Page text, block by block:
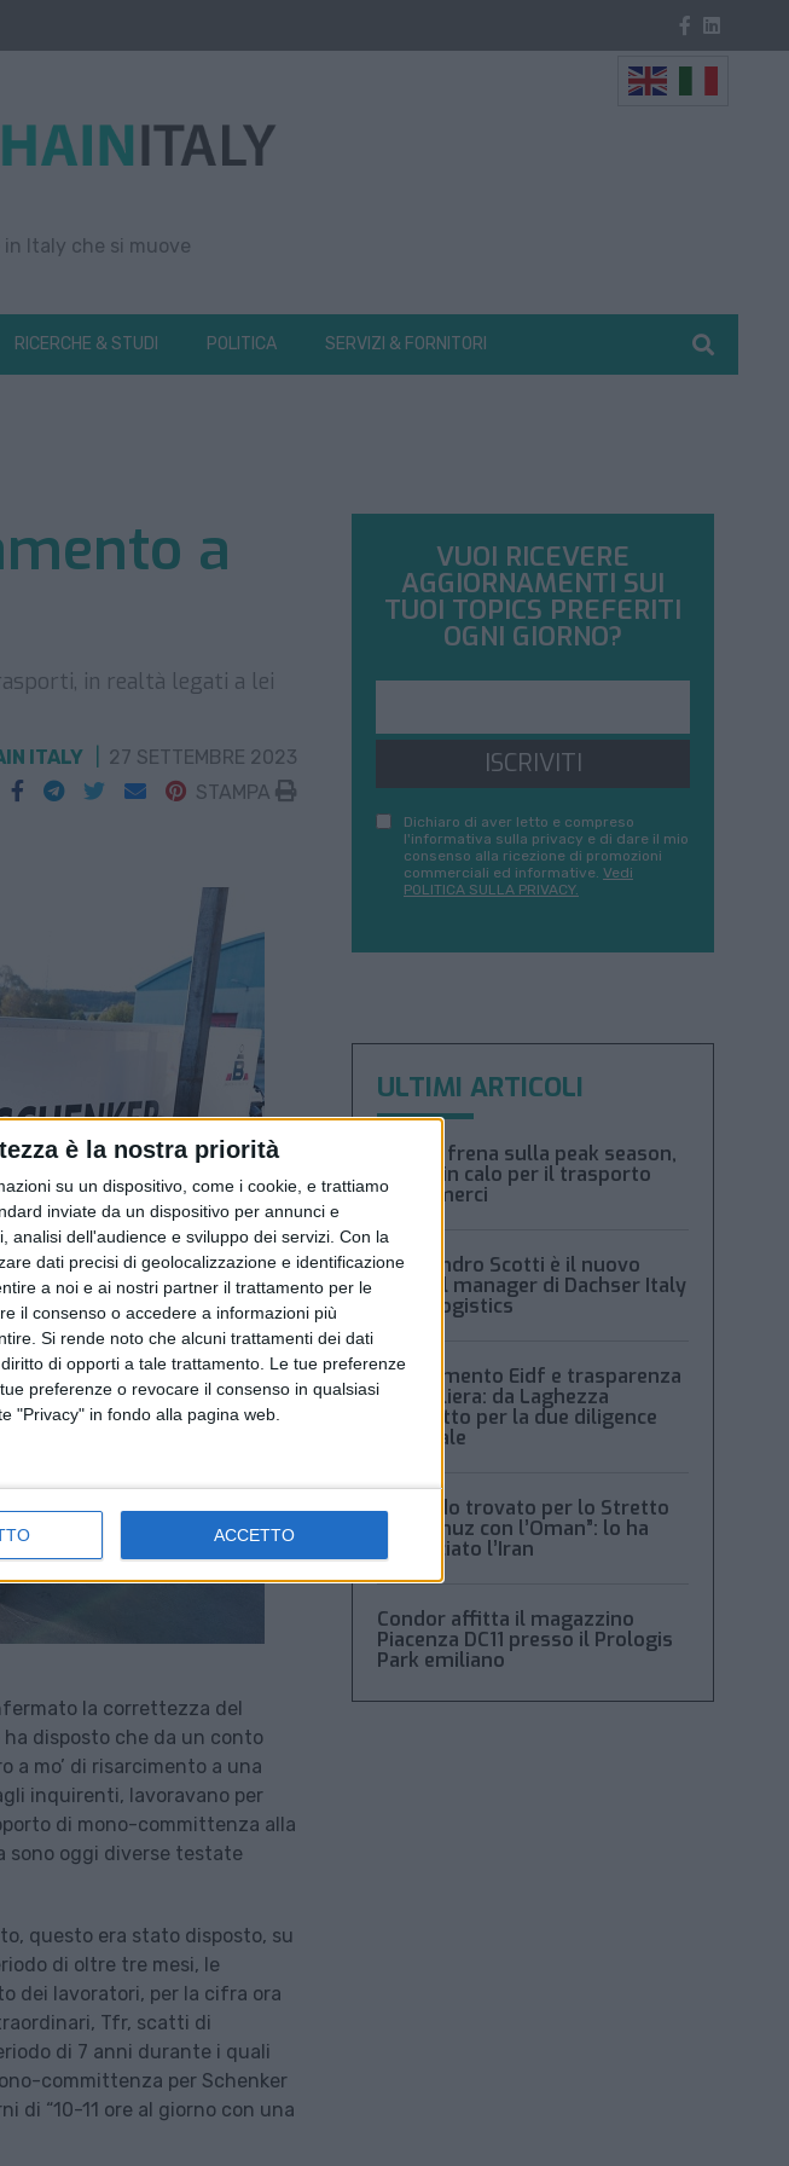
è la nostra priorità
su un dispositivo, come i cookie, e trattiamo
inviate da un dispositivo per annunci e
dell'audience e sviluppo dei servizi. Con la
dati precisi di geolocalizzazione e identificazione
a noi e ai nostri partner il trattamento per le
il consenso o accedere a informazioni più
Si rende noto che alcuni trattamenti dei dati
di opporti a tale trattamento. Le tue preferenze
preferenze o revocare il consenso in qualsiasi
"Privacy" in fondo alla pagina web.
ACCETTO
Italy che si muove
RICERCHE & STUDI POLITICA SERVIZI & FORNITORI
a
in realtà legati a lei
ITALY
27 SETTEMBRE 2023
STAMPA
la correttezza del
ha disposto che da un conto
a mo’ di risarcimento a una
inquirenti, lavoravano per
di mono-committenza alla
sono oggi diverse testate
questo era stato disposto, su
di oltre tre mesi, le
dei lavoratori, per la cifra ora
Tfr, scatti di
di 7 anni durante i quali
committenza per Schenker
di “10-11 ore al giorno con una
VUOI RICEVERE
AGGIORNAMENTI SUI
TUOI TOPICS PREFERITI
OGNI GIORNO?
ISCRIVITI
Dichiaro di aver letto e compreso
l'informativa sulla privacy e di dare il mio
consenso alla ricezione di promozioni
commerciali ed informative. Vedi
POLITICA SULLA PRIVACY.
ULTIMI ARTICOLI
Xeneta frena sulla peak season,
tariffe in calo per il trasporto
aereo merci
Alessandro Scotti è il nuovo
general manager di Dachser Italy
Food Logistics
Regolamento Eidf e trasparenza
della filiera: da Laghezza
pacchetto per la due diligence
aziendale
“Accordo trovato per lo Stretto
di Hormuz con l’Oman”: lo ha
annunciato l’Iran
Condor affitta il magazzino
Piacenza DC11 presso il Prologis
Park emiliano